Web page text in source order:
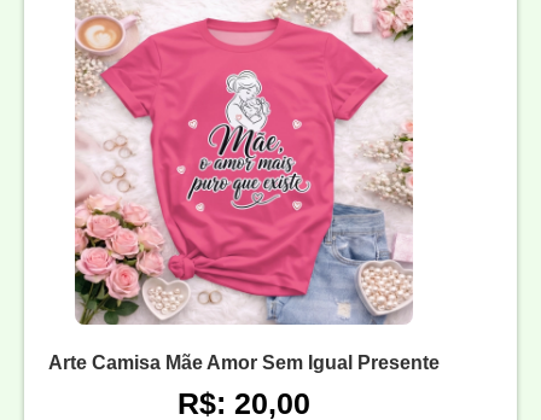
Arte Camisa Mãe Amor Sem Igual Presente
R$: 20,00